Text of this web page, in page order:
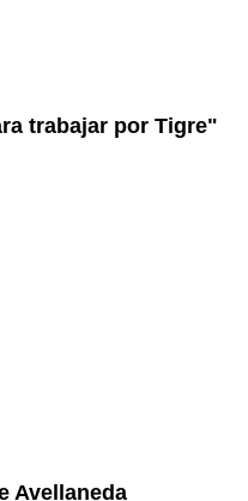
trabajar por Tigre"
Avellaneda